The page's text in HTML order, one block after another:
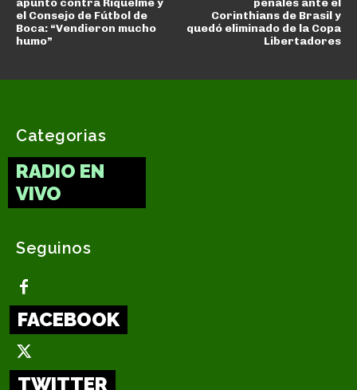
el Consejo de Fútbol de
Boca: “Vendieron mucho
humo”
Corinthians de Brasil y
quedó eliminado de la Copa
Libertadores
Categorias
RADIO EN
VIVO
Seguinos
FACEBOOK
TWITTER